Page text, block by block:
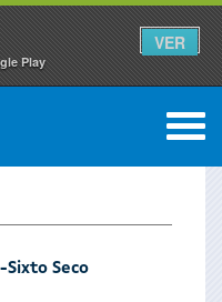
Play
VER
0
Sixto Seco